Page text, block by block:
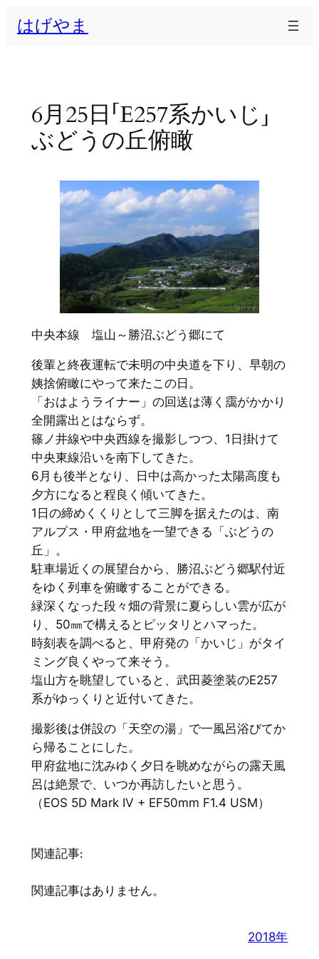
はげやま
6月25日「E257系かいじ」
ぶどうの丘俯瞰
中央本線 塩山～勝沼ぶどう郷にて
後輩と終夜運転で未明の中央道を下り、早朝の
姨捨俯瞰にやって来たこの日。
「おはようライナー」の回送は薄く靄がかかり
全開露出とはならず。
篠ノ井線や中央西線を撮影しつつ、1日掛けて
中央東線沿いを南下してきた。
6月も後半となり、日中は高かった太陽高度も
夕方になると程良く傾いてきた。
1日の締めくくりとして三脚を据えたのは、南
アルプス・甲府盆地を一望できる「ぶどうの
丘」。
駐車場近くの展望台から、勝沼ぶどう郷駅付近
をゆく列車を俯瞰することができる。
緑深くなった段々畑の背景に夏らしい雲が広が
り、50㎜で構えるとピッタリとハマった。
時刻表を調べると、甲府発の「かいじ」がタイ
ミング良くやって来そう。
塩山方を眺望していると、武田菱塗装のE257
系がゆっくりと近付いてきた。
撮影後は併設の「天空の湯」で一風呂浴びてか
ら帰ることにした。
甲府盆地に沈みゆく夕日を眺めながらの露天風
呂は絶景で、いつか再訪したいと思う。
（EOS 5D Mark IV + EF50mm F1.4 USM）
関連記事:
関連記事はありません。
2018年